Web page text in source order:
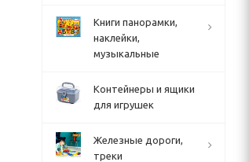
Книги панорамки,
наклейки,
музыкальные
Контейнеры и ящики
для игрушек
Железные дороги,
треки